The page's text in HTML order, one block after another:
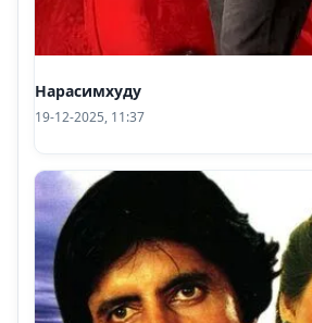
Нарасимхуду
19-12-2025, 11:37